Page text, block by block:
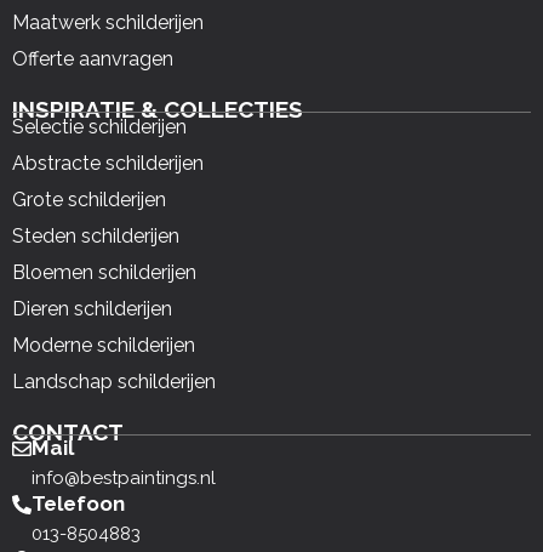
Maatwerk schilderijen
Offerte aanvragen
INSPIRATIE & COLLECTIES
Selectie schilderijen
Abstracte schilderijen
Grote schilderijen
Steden schilderijen
Bloemen schilderijen
Dieren schilderijen
Moderne schilderijen
Landschap schilderijen
CONTACT
Mail
info@bestpaintings.nl
Telefoon
013-8504883